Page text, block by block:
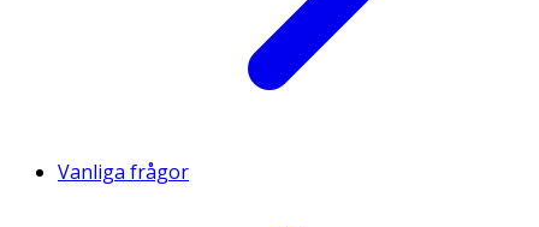
Vanliga frågor